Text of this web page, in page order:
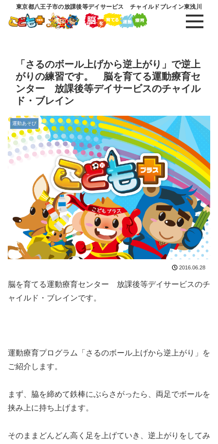
東京都八王子市の放課後等デイサービス チャイルドブレイン東浅川
「さるのボール上げから逆上がり」で逆上
がりの練習です。 脳を育てる運動療育セ
ンター 放課後等デイサービスのチャイル
ド・ブレイン
運動あそび
2016.06.28
脳を育てる運動療育センター 放課後等デイサービスのチ
ャイルド・ブレインです。
運動療育プログラム「さるのボール上げから逆上がり」を
ご紹介します。
まず、脇を締めて鉄棒にぶらさがったら、両足でボールを
挟み上に持ち上げます。
そのままどんどん高く足を上げていき、逆上がりをしてみ